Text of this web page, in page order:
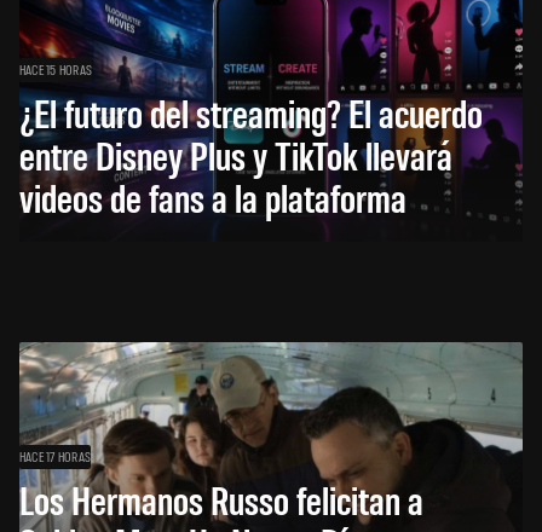
HACE 15 HORAS
¿El futuro del streaming? El acuerdo
entre Disney Plus y TikTok llevará
videos de fans a la plataforma
HACE 17 HORAS
Los Hermanos Russo felicitan a